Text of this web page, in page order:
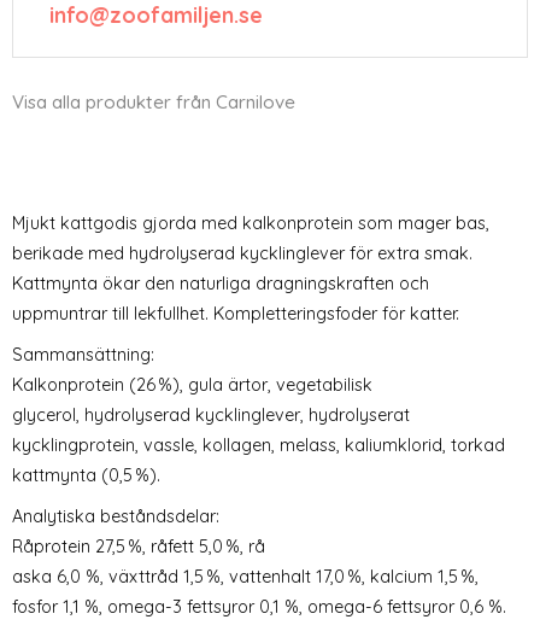
info@zoofamiljen.se
Visa alla produkter från Carnilove
Mjukt kattgodis gjorda med kalkonprotein som mager bas,
berikade med hydrolyserad kycklinglever för extra smak.
Kattmynta ökar den naturliga dragningskraften och
uppmuntrar till lekfullhet. Kompletteringsfoder för katter.
Sammansättning:
Kalkonprotein (26 %), gula ärtor, vegetabilisk
glycerol, hydrolyserad kycklinglever, hydrolyserat
kycklingprotein, vassle, kollagen, melass, kaliumklorid, torkad
kattmynta (0,5 %).
Analytiska beståndsdelar:
Råprotein 27,5 %, råfett 5,0 %, rå
aska 6,0 %, växttråd 1,5 %, vattenhalt 17,0 %, kalcium 1,5 %,
fosfor 1,1 %, omega-3 fettsyror 0,1 %, omega-6 fettsyror 0,6 %.